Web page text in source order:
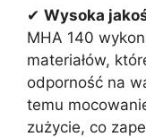
✔ Wysoka
MHA 140
materiałów,
odporność na
temu
zużycie, co